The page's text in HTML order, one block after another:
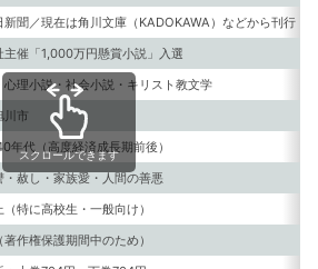
新聞／現在は角川文庫（KADOKAWA）などから刊行
主催「1,000万円懸賞小説」入選
心理小説・社会小説・キリスト教文学
川市
年代（高度経済成長期前後）
・赦し・家族愛・人間の善悪
特に高校生・一般向け）
作権保護期間中のため）
スクロールできます